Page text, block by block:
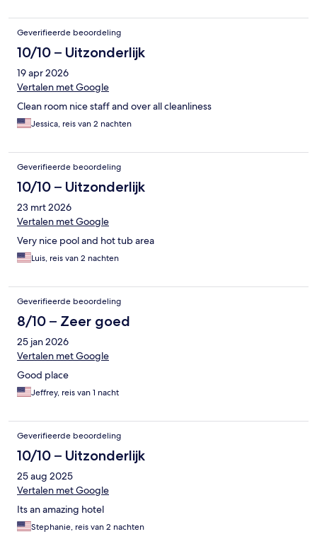
Geverifieerde beoordeling
10/10 – Uitzonderlijk
19 apr 2026
Vertalen met Google
Clean room nice staff and over all cleanliness
Jessica, reis van 2 nachten
Geverifieerde beoordeling
10/10 – Uitzonderlijk
23 mrt 2026
Vertalen met Google
Very nice pool and hot tub area
Luis, reis van 2 nachten
Geverifieerde beoordeling
8/10 – Zeer goed
25 jan 2026
Vertalen met Google
Good place
Jeffrey, reis van 1 nacht
Geverifieerde beoordeling
10/10 – Uitzonderlijk
25 aug 2025
Vertalen met Google
Its an amazing hotel
Stephanie, reis van 2 nachten